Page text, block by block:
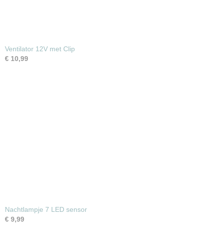
Ventilator 12V met Clip
€ 10,99
Nachtlampje 7 LED sensor
€ 9,99